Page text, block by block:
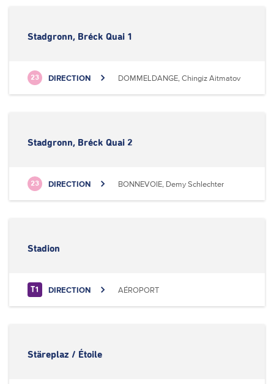
Stadgronn, Bréck Quai 1
23 DIRECTION DOMMELDANGE, Chingiz Aitmatov
Stadgronn, Bréck Quai 2
23 DIRECTION BONNEVOIE, Demy Schlechter
Stadion
T1 DIRECTION AÉROPORT
Stäreplaz / Étoile